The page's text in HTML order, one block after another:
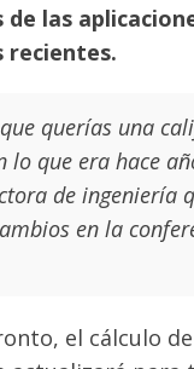
de las
recientes.
querías una
lo que era hace
de ingeniería
en la
el cálculo